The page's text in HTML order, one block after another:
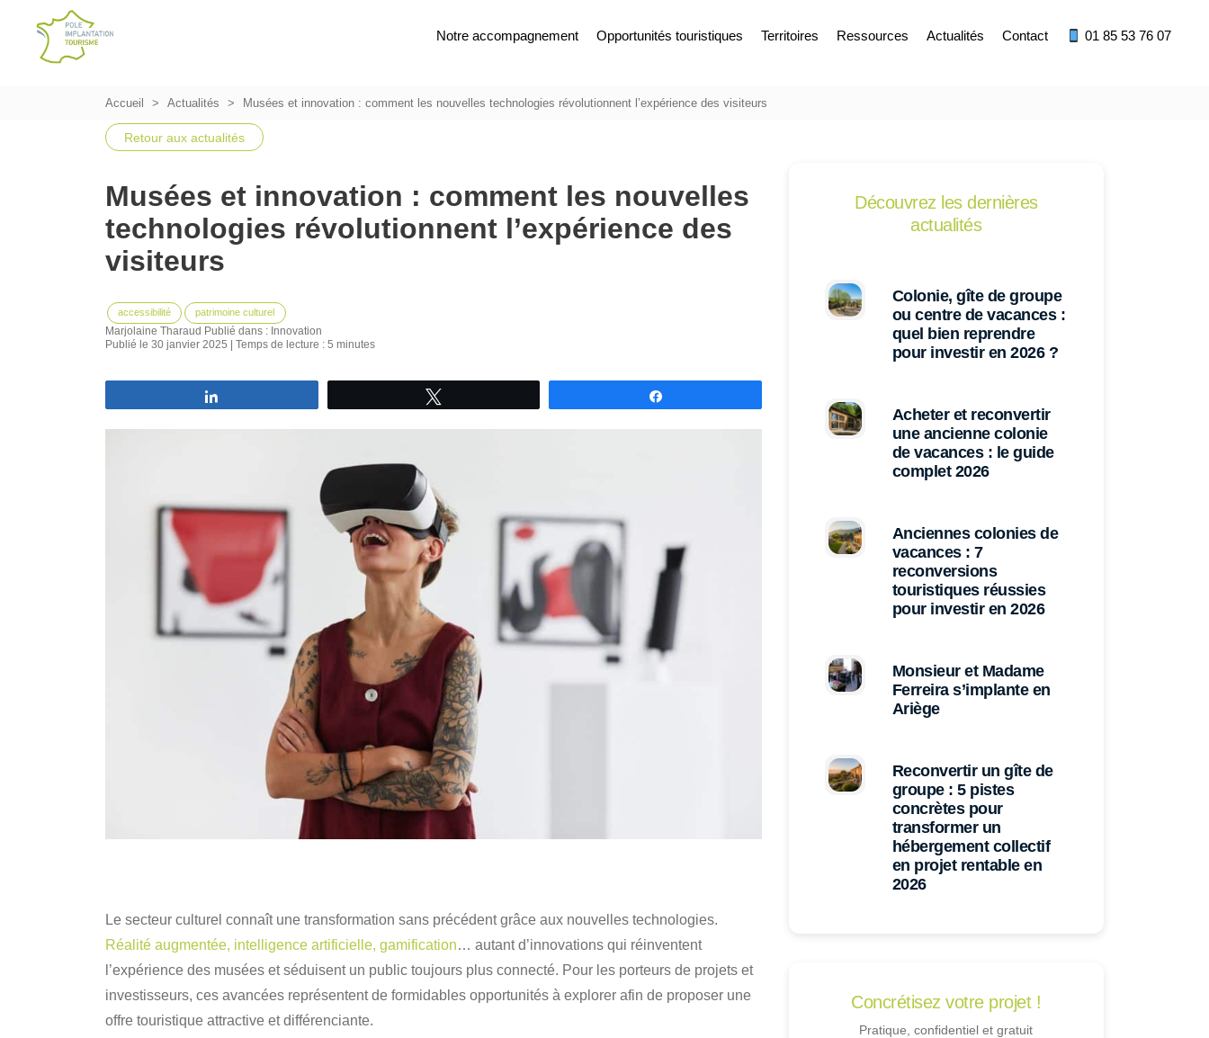
Notre accompagnement Opportunités touristiques Territoires Ressources Actualités Contact 01 85 53 76 07
Accueil Actualités Musées et innovation : comment les nouvelles technologies révolutionnent l’expérience des visiteurs
Retour aux actualités
Musées et innovation : comment les nouvelles
technologies révolutionnent l’expérience des
visiteurs
accessibilité patrimoine culturel
Marjolaine Tharaud Publié dans : Innovation
Publié le 30 janvier 2025 | Temps de lecture : 5 minutes
Le secteur culturel connaît une transformation sans précédent grâce aux nouvelles technologies.
Réalité augmentée, intelligence artificielle, gamification… autant d’innovations qui réinventent
l’expérience des musées et séduisent un public toujours plus connecté. Pour les porteurs de projets et
investisseurs, ces avancées représentent de formidables opportunités à explorer afin de proposer une
offre touristique attractive et différenciante.
Découvrez les dernières
actualités
Colonie, gîte de groupe
ou centre de vacances :
quel bien reprendre
pour investir en 2026 ?
Acheter et reconvertir
une ancienne colonie
de vacances : le guide
complet 2026
Anciennes colonies de
vacances : 7
reconversions
touristiques réussies
pour investir en 2026
Monsieur et Madame
Ferreira s’implante en
Ariège
Reconvertir un gîte de
groupe : 5 pistes
concrètes pour
transformer un
hébergement collectif
en projet rentable en
2026
Concrétisez votre projet !
Pratique, confidentiel et gratuit